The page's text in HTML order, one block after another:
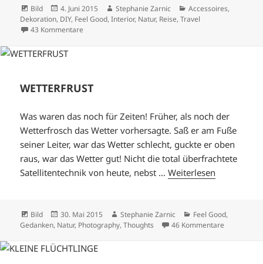
Format
Bild
Veröffentlicht
am
4. Juni 2015 Autor
Stephanie Zarnic Kategorien
Accessoires,
Dekoration, DIY, Feel Good,Interior, Natur, Reise,Travel
43 Kommentare
WETTERFRUST
Was waren das noch für Zeiten! Früher, als noch der
Wetterfrosch das Wetter vorhersagte. Saß er am Fuße
seiner Leiter, war das Wetter schlecht, guckte er oben
raus, war das Wetter gut! Nicht die total überfrachtete
Satellitentechnik von heute, nebst …Weiterlesen
Format
Bild
Veröffentlicht
am
30. Mai 2015 Autor
Stephanie Zarnic Kategorien
Feel Good,
Gedanken, Natur, Photography,Thoughts 46 Kommentare